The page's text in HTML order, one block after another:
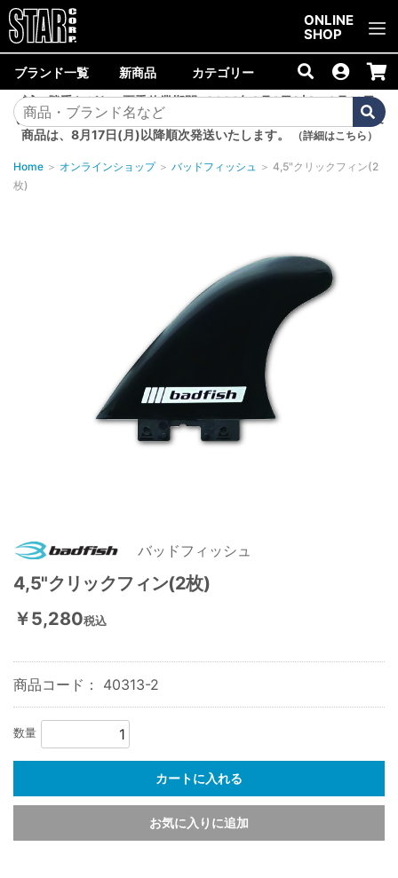
ONLINE
SHOP
ブランド一覧 新商品 カテゴリー
誠に勝手ながら、夏季休業期間<2026年8月8日(土)～8月16日
(日)>中は商品の発送を休止いたします。8月7日(金)以降のご注文
商品は、8月17日(月)以降順次発送いたします。
（詳細はこちら）
Home ＞ オンラインショップ ＞ バッドフィッシュ ＞ 4,5"クリックフィン(2
枚)
バッドフィッシュ
4,5"クリックフィン(2枚)
￥5,280税込
商品コード： 40313-2
数量
カートに入れる
お気に入りに追加